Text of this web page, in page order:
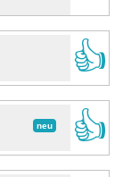
👍
neu
👍